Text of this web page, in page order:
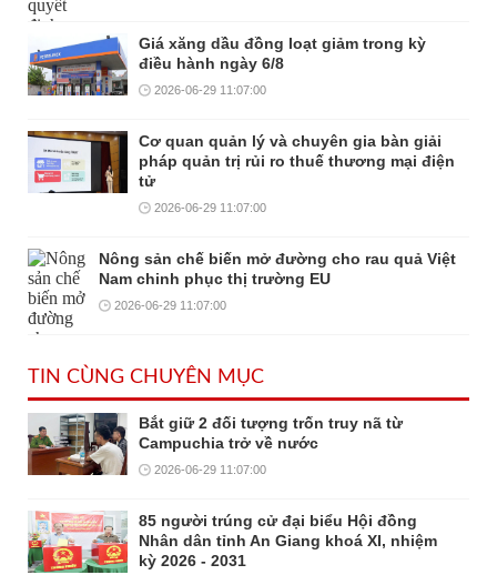
Giá xăng dầu đồng loạt giảm trong kỳ
điều hành ngày 6/8
2026-06-29 11:07:00
Cơ quan quản lý và chuyên gia bàn giải
pháp quản trị rủi ro thuế thương mại điện
tử
2026-06-29 11:07:00
Nông sản chế biến mở đường cho rau quả Việt
Nam chinh phục thị trường EU
2026-06-29 11:07:00
TIN CÙNG CHUYÊN MỤC
Bắt giữ 2 đối tượng trốn truy nã từ
Campuchia trở về nước
2026-06-29 11:07:00
85 người trúng cử đại biểu Hội đồng
Nhân dân tỉnh An Giang khoá XI, nhiệm
kỳ 2026 - 2031